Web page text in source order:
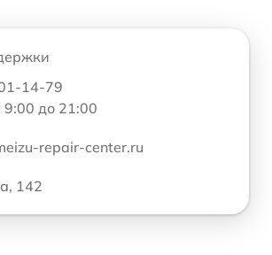
14-79
до 21:00
repair-center.ru
142